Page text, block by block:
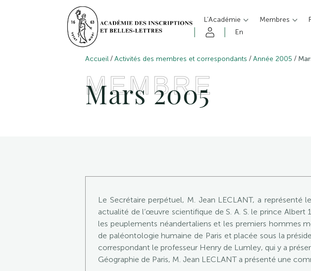
L’Académie Membres
En
Accueil /Activités des membres et correspondants /Année 2005 /
MEMBRE
Mars 2005
Le Secrétaire perpétuel, M. Jean LECLANT, a
actualité de l’œuvre scientifique de S. A. S. le prince
les peuplements néandertaliens et les premiers hommes
de paléontologie humaine de Paris et placée sous la
correspondant le professeur Henry de Lumley, qui y a
Géographie de Paris, M. Jean LECLANT a présenté une